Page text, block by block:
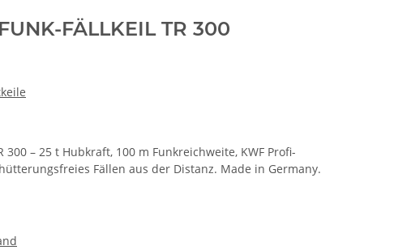
FÄLLKEIL TR 300
300 – 25 t Hubkraft, 100 m Funkreichweite, KWF Profi-
Fällen aus der Distanz. Made in Germany.